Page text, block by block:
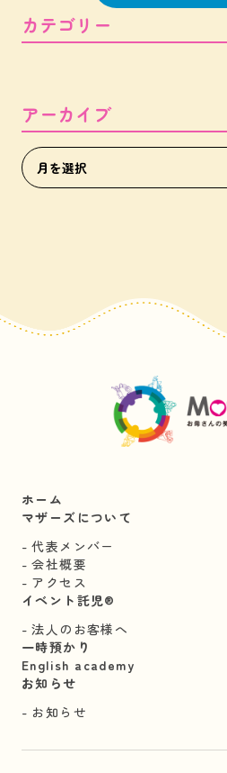
カテゴリー
アーカイブ
ホーム
マザーズについて
代表メンバー
会社概要
アクセス
イベント託児®︎
法人のお客様へ
一時預かり
English academy
お知らせ
お知らせ